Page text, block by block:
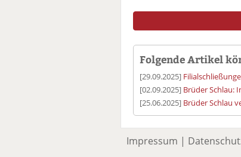
Folgende Artikel
[29.09.2025]
[02.09.2025] Brüder Schlau:
[25.06.2025] Brüder Schlau
Impressum |